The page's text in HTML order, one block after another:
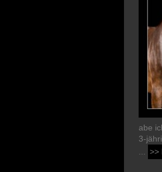
abe
3-
>>